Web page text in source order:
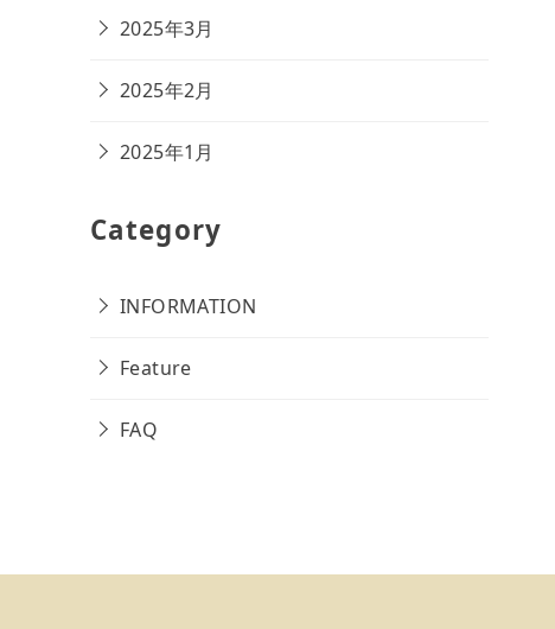
2025年3月
2025年2月
2025年1月
Category
INFORMATION
Feature
FAQ